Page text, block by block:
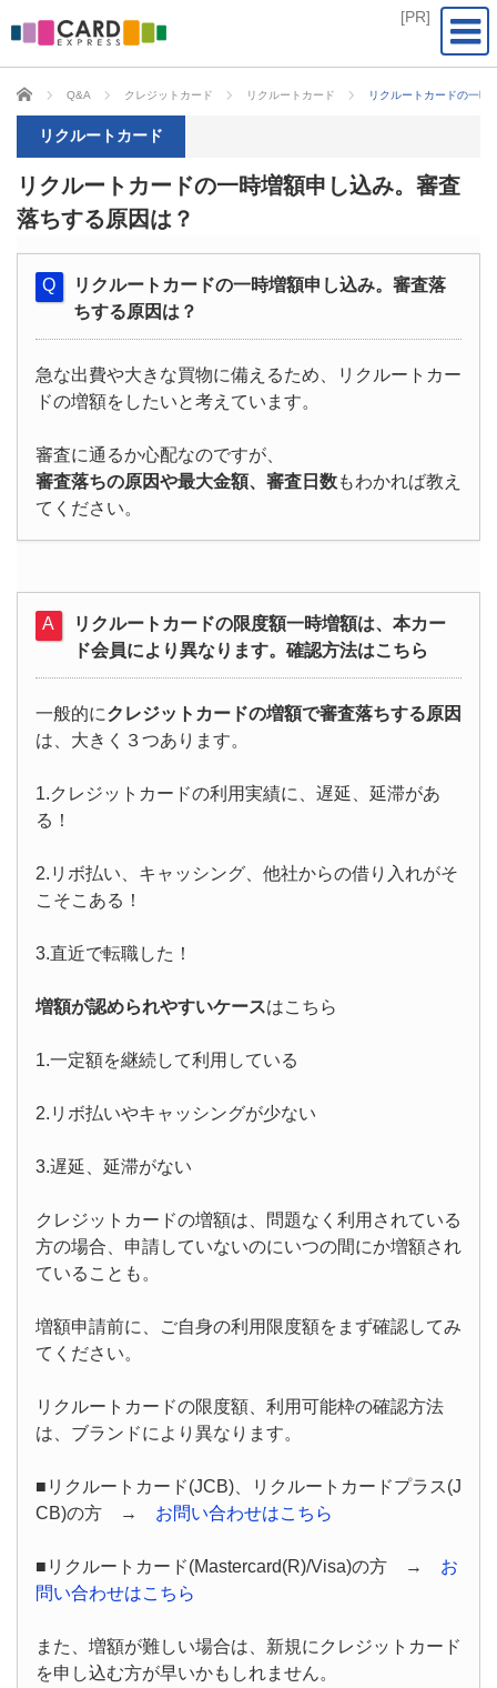
CARD EXPRESS
Q&A クレジットカード リクルートカード リクルートカードの一時
リクルートカード
リクルートカードの一時増額申し込み。審査
落ちする原因は？
リクルートカードの一時増額申し込み。審査落
ちする原因は？
急な出費や大きな買物に備えるため、リクルートカー
ドの増額をしたいと考えています。
審査に通るか心配なのですが、
審査落ちの原因や最大金額、審査日数もわかれば教え
てください。
リクルートカードの限度額一時増額は、本カー
ド会員により異なります。確認方法はこちら
一般的にクレジットカードの増額で審査落ちする原因
は、大きく３つあります。
1.クレジットカードの利用実績に、遅延、延滞があ
る！
2.リボ払い、キャッシング、他社からの借り入れがそ
こそこある！
3.直近で転職した！
増額が認められやすいケースはこちら
1.一定額を継続して利用している
2.リボ払いやキャッシングが少ない
3.遅延、延滞がない
クレジットカードの増額は、問題なく利用されている
方の場合、申請していないのにいつの間にか増額され
ていることも。
増額申請前に、ご自身の利用限度額をまず確認してみ
てください。
リクルートカードの限度額、利用可能枠の確認方法
は、ブランドにより異なります。
■リクルートカード(JCB)、リクルートカードプラス(J
CB)の方 → お問い合わせはこちら
■リクルートカード(Mastercard(R)/Visa)の方 → お
問い合わせはこちら
また、増額が難しい場合は、新規にクレジットカード
を申し込む方が早いかもしれません。